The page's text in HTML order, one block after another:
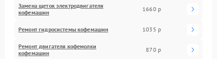
Замена щеток электродвигателя
кофемашин
1660 р
Ремонт гидросистемы кофемашин 1035 р
Ремонт двигателя кофемолки
кофемашин
870 р